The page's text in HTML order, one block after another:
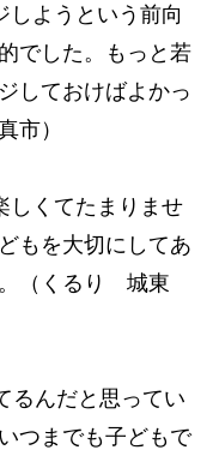
しようという前向
でした。もっと若
しておけばよかっ
市）
しくてたまりませ
もを大切にしてあ
（くるり 城東
るんだと思ってい
つまでも子どもで